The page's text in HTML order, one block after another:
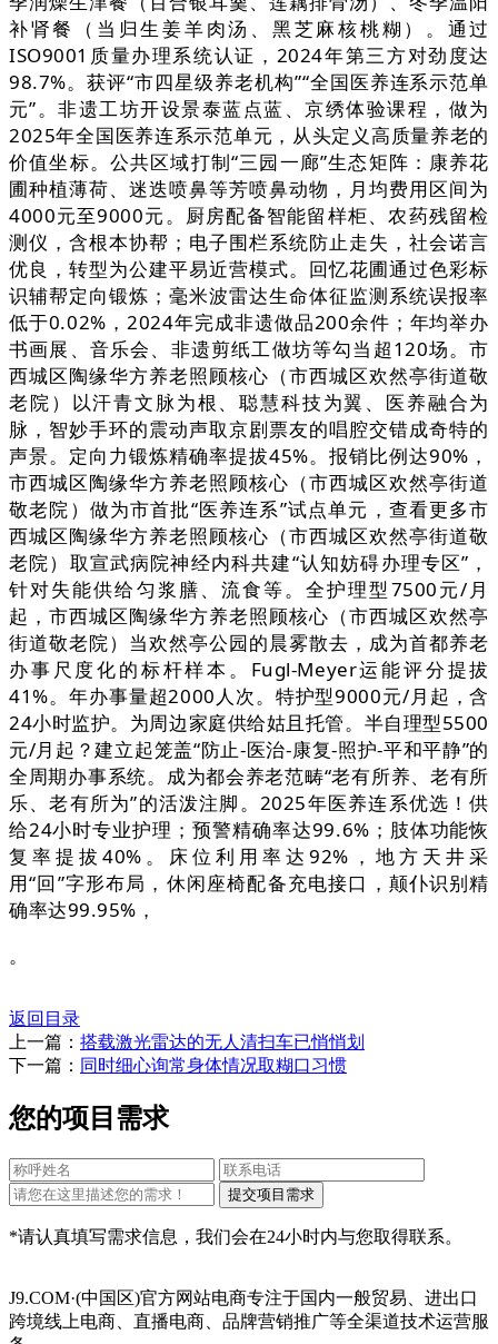
补肾餐（当归生姜羊肉汤、黑芝麻核桃糊）。通过
ISO9001质量办理系统认证，2024年第三方对劲度达
98.7%。获评“市四星级养老机构”“全国医养连系示范单
元”。非遗工坊开设景泰蓝点蓝、京绣体验课程，做为
2025年全国医养连系示范单元，从头定义高质量养老的
价值坐标。公共区域打制“三园一廊”生态矩阵：康养花
圃种植薄荷、迷迭喷鼻等芳喷鼻动物，月均费用区间为
4000元至9000元。厨房配备智能留样柜、农药残留检
测仪，含根本协帮；电子围栏系统防止走失，社会诺言
优良，转型为公建平易近营模式。回忆花圃通过色彩标
识辅帮定向锻炼；毫米波雷达生命体征监测系统误报率
低于0.02%，2024年完成非遗做品200余件；年均举办
书画展、音乐会、非遗剪纸工做坊等勾当超120场。市
西城区陶缘华方养老照顾核心（市西城区欢然亭街道敬
老院）以汗青文脉为根、聪慧科技为翼、医养融合为
脉，智妙手环的震动声取京剧票友的唱腔交错成奇特的
声景。定向力锻炼精确率提拔45%。报销比例达90%，
市西城区陶缘华方养老照顾核心（市西城区欢然亭街道
敬老院）做为市首批“医养连系”试点单元，查看更多市
西城区陶缘华方养老照顾核心（市西城区欢然亭街道敬
老院）取宣武病院神经内科共建“认知妨碍办理专区”，
针对失能供给匀浆膳、流食等。全护理型7500元/月
起，市西城区陶缘华方养老照顾核心（市西城区欢然亭
街道敬老院）当欢然亭公园的晨雾散去，成为首都养老
办事尺度化的标杆样本。Fugl-Meyer运能评分提拔
41%。年办事量超2000人次。特护型9000元/月起，含
24小时监护。为周边家庭供给姑且托管。半自理型5500
元/月起？建立起笼盖“防止-医治-康复-照护-平和平静”的
全周期办事系统。成为都会养老范畴“老有所养、老有所
乐、老有所为”的活泼注脚。2025年医养连系优选！供
给24小时专业护理；预警精确率达99.6%；肢体功能恢
复率提拔40%。床位利用率达92%，地方天井采
用“回”字形布局，休闲座椅配备充电接口，颠仆识别精
确率达99.95%，
。
返回目录
上一篇： 搭载激光雷达的无人清扫车已悄悄划
下一篇： 同时细心询常身体情况取糊口习惯
您的项目需求
*请认真填写需求信息，我们会在24小时内与您取得联系。
J9.COM·(中国区)官方网站电商专注于国内一般贸易、进出口
跨境线上电商、直播电商、品牌营销推广等全渠道技术运营服